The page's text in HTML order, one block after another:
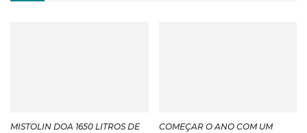
MISTOLIN DOA 1650 LITROS DE
COMEÇAR O ANO COM UM